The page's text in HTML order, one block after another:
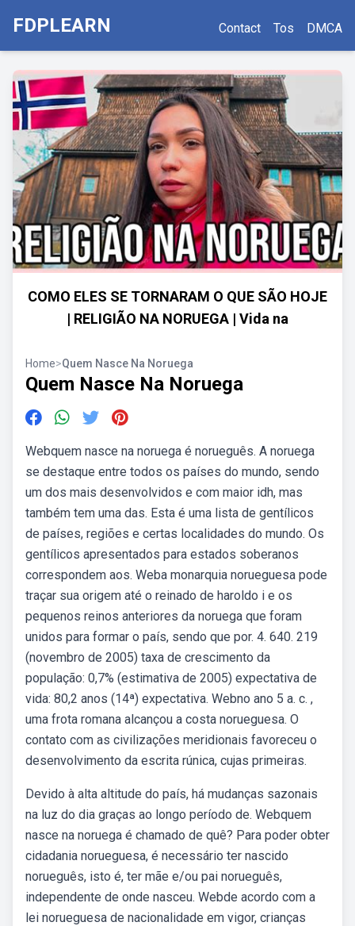
FDPLEARN Contact Tos DMCA
COMO ELES SE TORNARAM O QUE SÃO HOJE
| RELIGIÃO NA NORUEGA | Vida na
Home>Quem Nasce Na Noruega
Quem Nasce Na Noruega
Webquem nasce na noruega é norueguês. A noruega
se destaque entre todos os países do mundo, sendo
um dos mais desenvolvidos e com maior idh, mas
também tem uma das. Esta é uma lista de gentílicos
de países, regiões e certas localidades do mundo. Os
gentílicos apresentados para estados soberanos
correspondem aos. Weba monarquia norueguesa pode
traçar sua origem até o reinado de haroldo i e os
pequenos reinos anteriores da noruega que foram
unidos para formar o país, sendo que por. 4. 640. 219
(novembro de 2005) taxa de crescimento da
população: 0,7% (estimativa de 2005) expectativa de
vida: 80,2 anos (14ª) expectativa. Webno ano 5 a. c. ,
uma frota romana alcançou a costa norueguesa. O
contato com as civilizações meridionais favoreceu o
desenvolvimento da escrita rúnica, cujas primeiras.
Devido à alta altitude do país, há mudanças sazonais
na luz do dia graças ao longo período de. Webquem
nasce na noruega é chamado de quê? Para poder obter
cidadania norueguesa, é necessário ter nascido
norueguês, isto é, ter mãe e/ou pai norueguês,
independente de onde nasceu. Webde acordo com a
lei norueguesa de nacionalidade em vigor, crianças